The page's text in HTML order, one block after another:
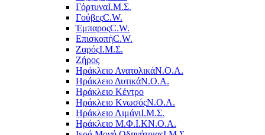
ΓόρτυναΙ.Μ.Σ.
ΓούβεςC.W.
ΈμπαροςC.W.
ΕπισκοπήC.W.
ΖαρόςΙ.Μ.Σ.
Ζήρος
Ηράκλειο ΑνατολικάΝ.Ο.Α.
Ηράκλειο ΔυτικάΝ.Ο.Α.
Ηράκλειο Κέντρο
Ηράκλειο ΚνωσόςΝ.Ο.Α.
Ηράκλειο ΛιμάνιΙ.Μ.Σ.
Ηράκλειο Μ.Φ.Ι.ΚΝ.Ο.Α.